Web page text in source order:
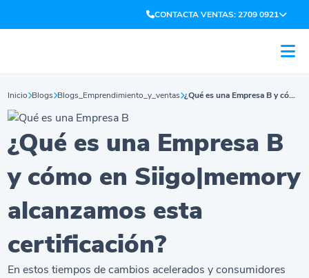
CONTACTA VENTAS: 2709 0921
Inicio Blogs Blogs_Emprendimiento_y_ventas ¿Qué es una Empresa B y cómo en Siigo|memory alcanzamos esta certificación?
¿Qué es una Empresa B
y cómo en Siigo|memory
alcanzamos esta
certificación?
En estos tiempos de cambios acelerados y consumidores